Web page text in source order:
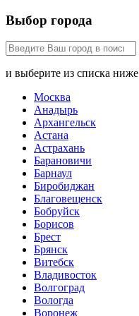
Выбор города
и выберите из списка ниже
Москва
Анадырь
Архангельск
Астана
Астрахань
Барановичи
Барнаул
Биробиджан
Благовещенск
Бобруйск
Борисов
Брест
Брянск
Витебск
Владивосток
Волгоград
Вологда
Воронеж